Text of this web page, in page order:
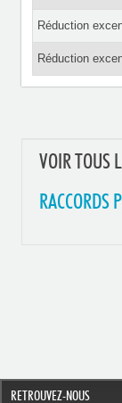
Réduction
Réduction
VOIR TOUS
RACCORDS
RETROUVEZ-NOUS